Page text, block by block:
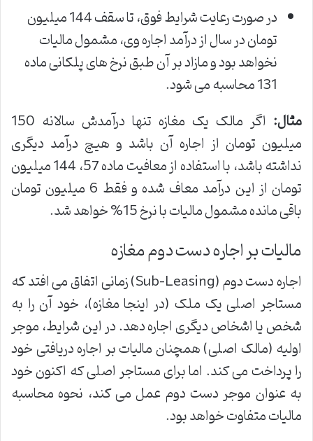
در صورت رعایت شرایط فوق، تا سقف 144 میلیون
تومان در سال از درآمد اجاره وی، مشمول مالیات
نخواهد بود و مازاد بر آن طبق نرخ های پلکانی ماده
131 محاسبه می شود.
مثال:
اگر مالک یک مغازه تنها درآمدش سالانه 150
میلیون تومان از اجاره آن باشد و هیچ درآمد دیگری
نداشته باشد، با استفاده از معافیت ماده 57، 144 میلیون
تومان از این درآمد معاف شده و فقط 6 میلیون تومان
باقی مانده مشمول مالیات با نرخ 15% خواهد شد.
مالیات بر اجاره دست دوم مغازه
اجاره دست دوم (Sub-Leasing) زمانی اتفاق می افتد که
مستاجر اصلی یک ملک (در اینجا مغازه)، خود آن را به
شخص یا اشخاص دیگری اجاره دهد. در این شرایط، موجر
اولیه (مالک اصلی) همچنان مالیات بر اجاره دریافتی خود
را پرداخت می کند. اما برای مستاجر اصلی که اکنون خود
به عنوان موجر دست دوم عمل می کند، نحوه محاسبه
مالیات متفاوت خواهد بود.